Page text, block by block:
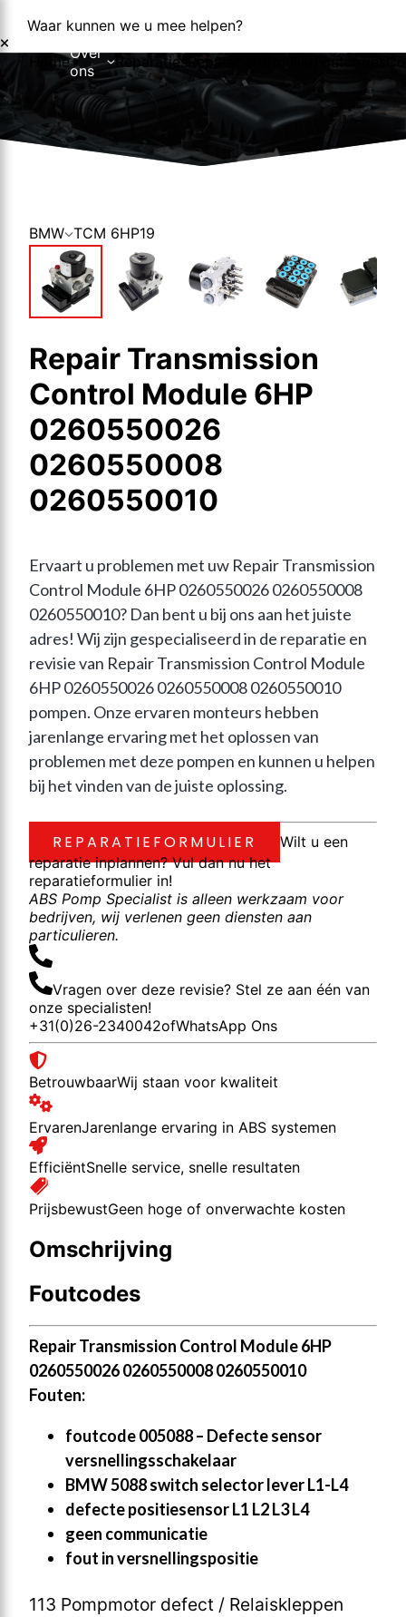
Waar kunnen we u mee helpen?
HomeOver
ons
Over ons
Nieuws
Reparaties Reparatieformulier Foutcodes
BMW TCM 6HP19
Repair Transmission
Control Module 6HP
0260550026
0260550008
0260550010
Ervaart u problemen met uw Repair Transmission
Control Module 6HP 0260550026 0260550008
0260550010? Dan bent u bij ons aan het juiste
adres! Wij zijn gespecialiseerd in de reparatie en
revisie van Repair Transmission Control Module
6HP 0260550026 0260550008 0260550010
pompen. Onze ervaren monteurs hebben
jarenlange ervaring met het oplossen van
problemen met deze pompen en kunnen u helpen
bij het vinden van de juiste oplossing.
REPARATIEFORMULIER
Wilt u een
reparatie inplannen? Vul dan nu het
reparatieformulier in!
ABS Pomp Specialist is alleen werkzaam voor
bedrijven, wij verlenen geen diensten aan
particulieren.
Vragen over deze revisie? Stel ze aan één van
onze specialisten!
+31(0)26-2340042ofWhatsApp Ons
BetrouwbaarWij staan voor kwaliteit
ErvarenJarenlange ervaring in ABS systemen
EfficiëntSnelle service, snelle resultaten
PrijsbewustGeen hoge of onverwachte kosten
Omschrijving
Foutcodes
Repair Transmission Control Module 6HP
0260550026 0260550008 0260550010
Fouten:
foutcode 005088 – Defecte sensor
versnellingsschakelaar
BMW 5088 switch selector lever L1-L4
defecte positiesensor L1 L2 L3 L4
geen communicatie
fout in versnellingspositie
113 Pompmotor defect / Relaiskleppen